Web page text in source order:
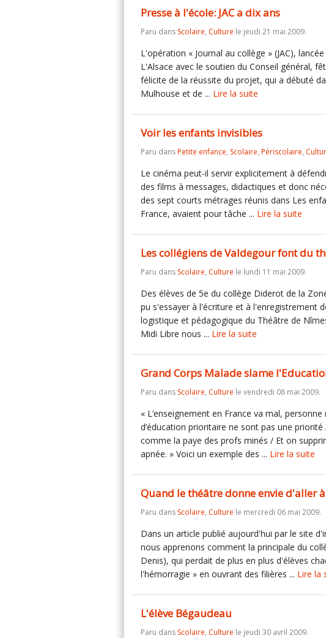
Presse à l'école: JAC a dix ans
Paru dans Scolaire, Culture le jeudi 21 mai 2009.
L'opération « Journal au collège » (JAC),
L'Alsace avec le soutien du Conseil général,
félicite de la réussite du projet, qui a débuté
Mulhouse et de ... Lire la suite
Voir les enfants invisibles
Paru dansPetite enfance, Scolaire, Périscolaire,
Le cinéma peut-il servir explicitement à
des films à messages, didactiques et donc
des sept courts métrages réunis dans Les
France, avaient pour tâche ... Lire la suite
Les collégiens de Valdegour font du
Paru dans Scolaire, Culture le lundi 11 mai 2009.
Des élèves de 5e du collège Diderot de la
pu s'essayer à l'écriture et à l'enregistrement
logistique et pédagogique du Théâtre de
Midi Libre nous ... Lire la suite
Grand Corps Malade slame
Paru dans Scolaire, Culture le vendredi 08 mai 2009.
« L’enseignement en France va mal,
d’éducation prioritaire ne sont pas une
comme la paye des profs minés / Et on
apnée. » Voici un exemple des ... Lire la suite
Quand le théâtre donne envie d'aller
Paru dans Scolaire, Culture le mercredi 06 mai 2009.
Dans un article publié aujourd'hui par le site
nous apprenons comment la principale du
Denis), qui perdait de plus en plus d'élèves
l'hémorragie » en ouvrant des filières ... Lire la
L'élève Bégaudeau
Paru dans Scolaire, Culture le jeudi 30 avril 2009.